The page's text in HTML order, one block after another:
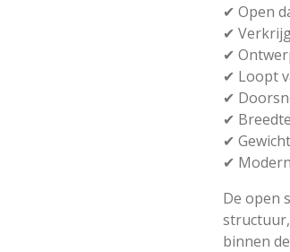
✔ Open
✔
✔
✔ Loopt
✔
✔
✔
✔
De open
binnen